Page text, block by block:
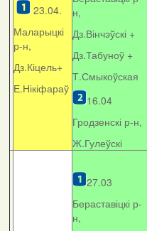
23.04.
Маларыцкі
р-н,
Дз.Кіцель+
Е.Нікіфараў
н,
Дз.Вінчэўскі +
Дз.Табуноў +
Т.Смыкоўская
16.04
Гродзенскі р-н,
Ж.Гулеўскі
27.03
Бераставіцкі р-
н,